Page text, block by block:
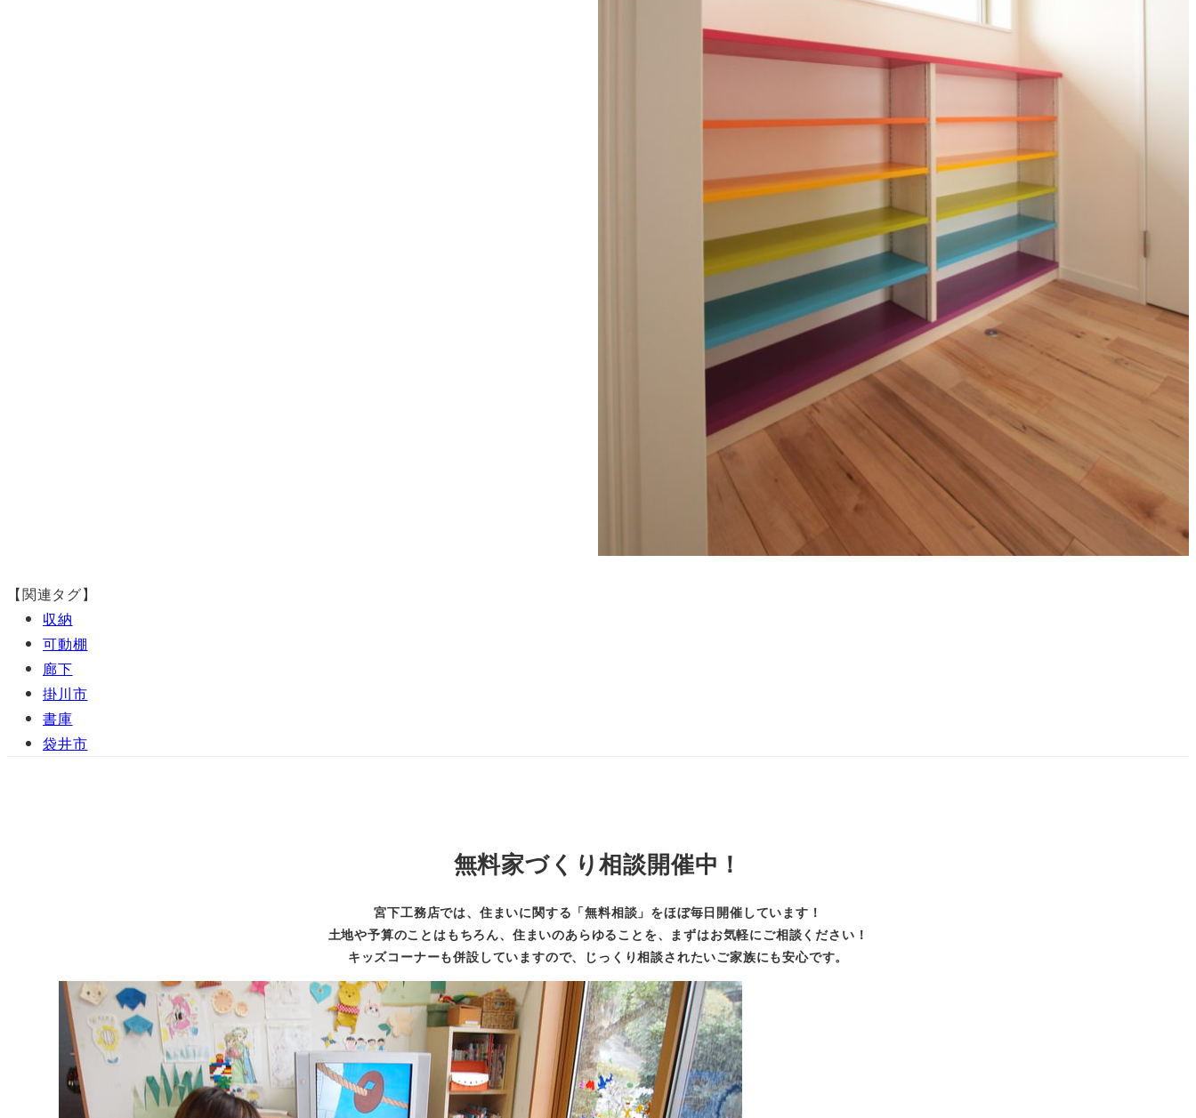
【関連タグ】
収納
可動棚
廊下
掛川市
書庫
袋井市
無料家づくり相談開催中！
宮下工務店では、住まいに関する「無料相談」をほぼ毎日開催しています！
土地や予算のことはもちろん、住まいのあらゆることを、まずはお気軽にご相談ください！
キッズコーナーも併設していますので、じっくり相談されたいご家族にも安心です。